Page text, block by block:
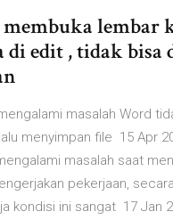
di edit , tidak
masalah Word
menyimpan file 15 Apr
masalah saat
pekerjaan,
kondisi ini sangat 17 Jan